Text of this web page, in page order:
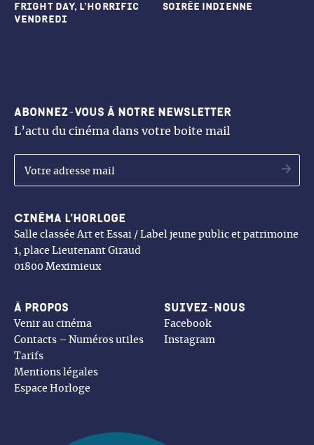
fright day, l’horrific
vendredi
soirée Indienne
Cinéma l’Horloge
Salle classée Art et Essai / Label jeune public et patrimoine
1, place Lieutenant Giraud
01800 Meximieux
Abonnez-vous à notre newsletter
L’actu du cinéma dans votre boite mail
À propos
Venir au cinéma
Contacts – Numéros utiles
Tarifs
Mentions légales
Espace Horloge
Suivez-nous
Facebook
Instagram